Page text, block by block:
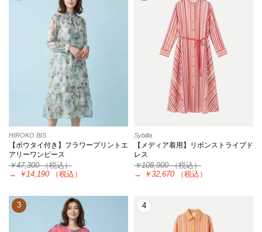
HIROKO BIS
【ボウタイ付き】フラワープリントエ
アリーワンピース
￥47,300（税込）
→
￥14,190 （税込）
Sybilla
【メディア着用】リボンストライプド
レス
￥108,900（税込）
→
￥32,670 （税込）
3 4